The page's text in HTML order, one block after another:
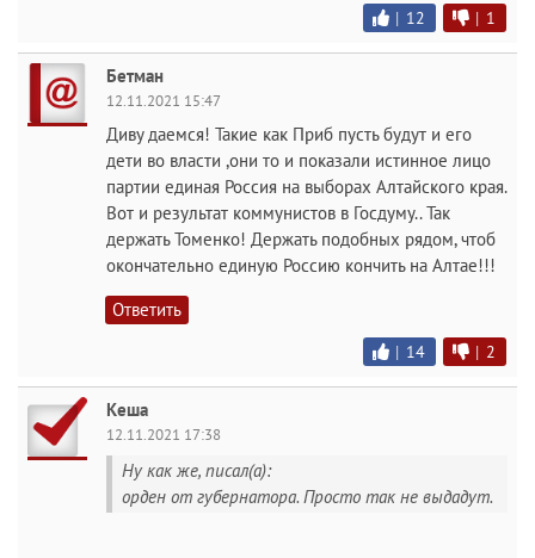
| 12 | 1
Бетман
12.11.2021 15:47
Диву даемся! Такие как Приб пусть будут и его
дети во власти ,они то и показали истинное лицо
партии единая Россия на выборах Алтайского края.
Вот и результат коммунистов в Госдуму.. Так
держать Томенко! Держать подобных рядом, чтоб
окончательно единую Россию кончить на Алтае!!!
Ответить
| 14 | 2
Кеша
12.11.2021 17:38
Ну как же, писал(а):
орден от губернатора. Просто так не выдадут.